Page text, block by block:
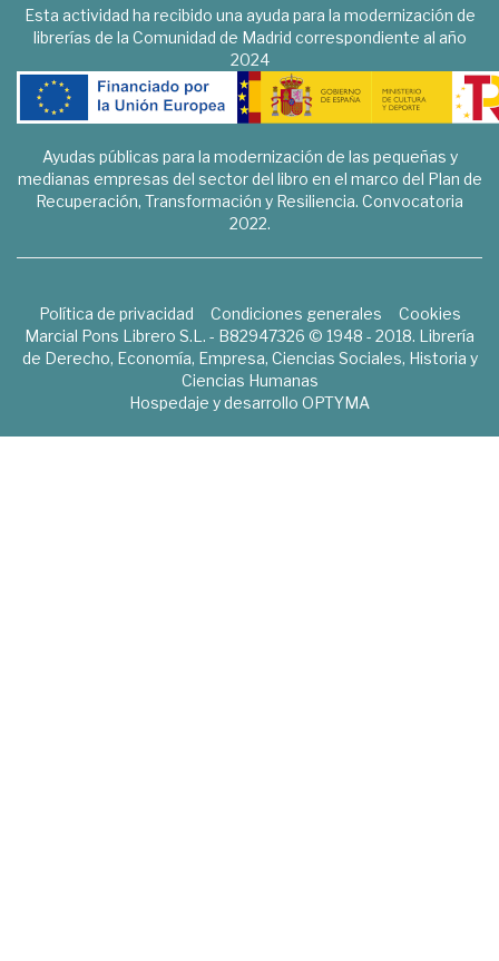
Esta actividad ha recibido una ayuda para la modernización de
librerías de la Comunidad de Madrid correspondiente al año
2024
Ayudas públicas para la modernización de las pequeñas y
medianas empresas del sector del libro en el marco del Plan de
Recuperación, Transformación y Resiliencia. Convocatoria
2022.
Política de privacidad Condiciones generales
Cookies
Marcial Pons Librero S.L. - B82947326 © 1948 - 2018. Librería
de Derecho, Economía, Empresa, Ciencias Sociales, Historia y
Ciencias Humanas
Hospedaje y desarrollo OPTYMA